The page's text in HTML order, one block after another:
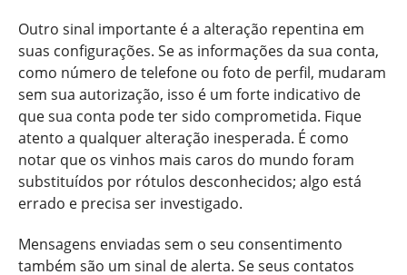
Outro sinal importante é a alteração repentina em
suas configurações. Se as informações da sua conta,
como número de telefone ou foto de perfil, mudaram
sem sua autorização, isso é um forte indicativo de
que sua conta pode ter sido comprometida. Fique
atento a qualquer alteração inesperada. É como
notar que os vinhos mais caros do mundo foram
substituídos por rótulos desconhecidos; algo está
errado e precisa ser investigado.
Mensagens enviadas sem o seu consentimento
também são um sinal de alerta. Se seus contatos